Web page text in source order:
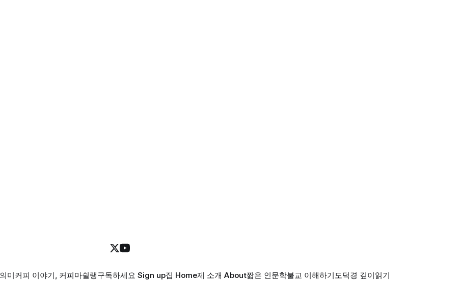
미커피 이야기, 커피마쉴랭구독하세요 Sign up집 Home제 소개 About짧은 인문학불교 이해하기도덕경 깊이읽기